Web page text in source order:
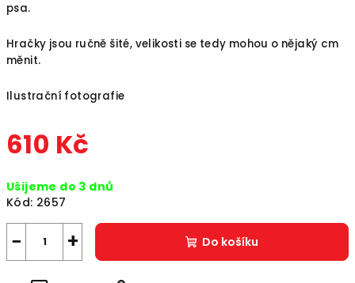
psa.
Hračky jsou ručně šité, velikosti se tedy mohou o nějaký cm
měnit.
Ilustrační fotografie
610 Kč
cena:
Ušijeme do 3 dnů
Kód: 2657
+
− Do košíku